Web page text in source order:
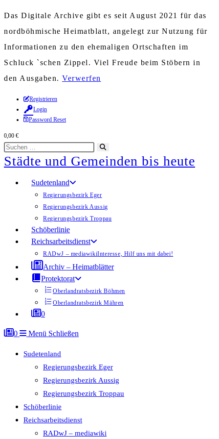
Das Digitale Archive gibt es seit August 2021 für das
nordböhmische Heimatblatt, angelegt zur Nutzung für
Informationen zu den ehemaligen Ortschaften im
Schluck `schen Zippel. Viel Freude beim Stöbern in
den Ausgaben. Verwerfen
Zum
Inhalt
springen
Registrieren
Login
Password Reset
0,00 €
Diese
Website
durchsuchen
starten
Städte und Gemeinden bis heute
Sudetenland
Regierungsbezirk Eger
Regierungsbezirk Aussig
Regierungsbezirk Troppau
Schöberlinie
Reichsarbeitsdienst
RADwJ – mediawikiInteresse, Hilf uns mit dabei!
Archiv – Heimatblätter
Protektorat
Oberlandratsbezirk Böhmen
Oberlandratsbezirk Mähren
0
0 Menü Schließen
Sudetenland
Regierungsbezirk Eger
Regierungsbezirk Aussig
Regierungsbezirk Troppau
Schöberlinie
Reichsarbeitsdienst
RADwJ – mediawiki